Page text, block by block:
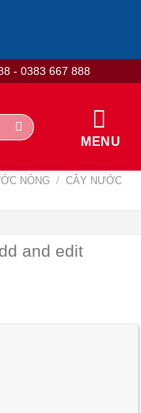
- 0383 667 888
MENU
NÓNG / CÂY NƯỚC
and edit